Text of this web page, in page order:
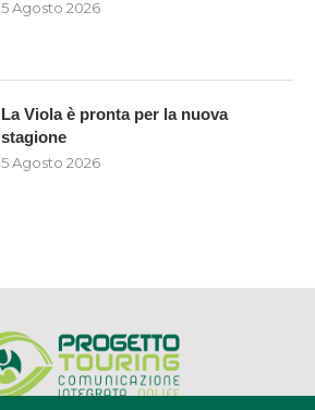
5 Agosto 2026
La Viola è pronta per la nuova
stagione
5 Agosto 2026